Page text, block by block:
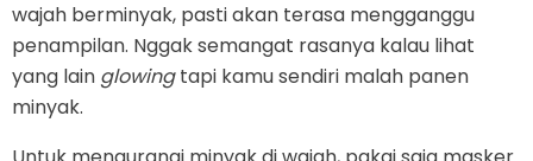
wajah berminyak, pasti akan terasa mengganggu
penampilan. Nggak semangat rasanya kalau lihat
yang lain glowingtapi kamu sendiri malah panen
minyak.